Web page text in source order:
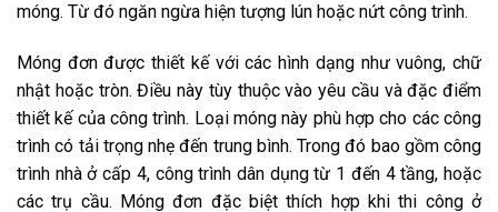
móng. Từ đó ngăn ngừa hiện tượng lún hoặc nứt công trình.
Móng đơn được thiết kế với các hình dạng như vuông, chữ
nhật hoặc tròn. Điều này tùy thuộc vào yêu cầu và đặc điểm
thiết kế của công trình. Loại móng này phù hợp cho các công
trình có tải trọng nhẹ đến trung bình. Trong đó bao gồm công
trình nhà ở cấp 4, công trình dân dụng từ 1 đến 4 tầng, hoặc
các trụ cầu. Móng đơn đặc biệt thích hợp khi thi công ở